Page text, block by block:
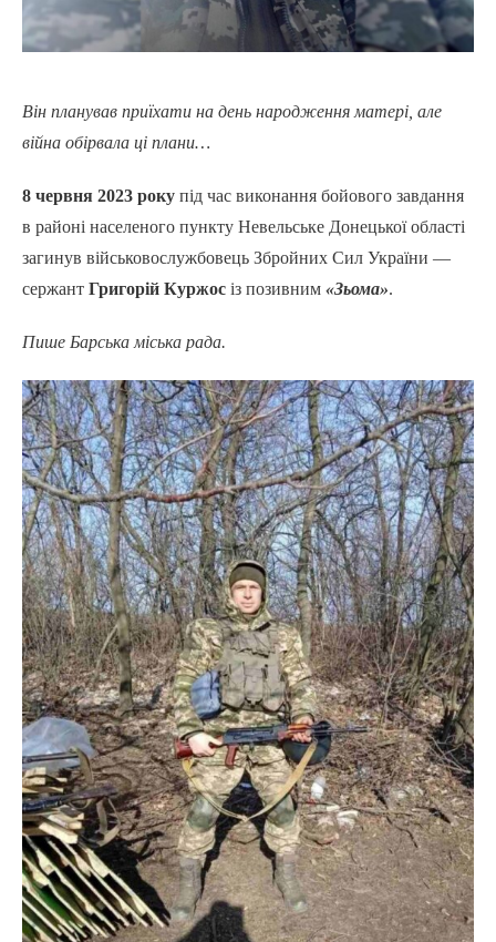
Він планував приїхати на день народження матері, але
війна обірвала ці плани…
8 червня 2023 року під час виконання бойового завдання
в районі населеного пункту Невельське Донецької області
загинув військовослужбовець Збройних Сил України —
сержант Григорій Куржос із позивним «Зьома».
Пише Барська міська рада.